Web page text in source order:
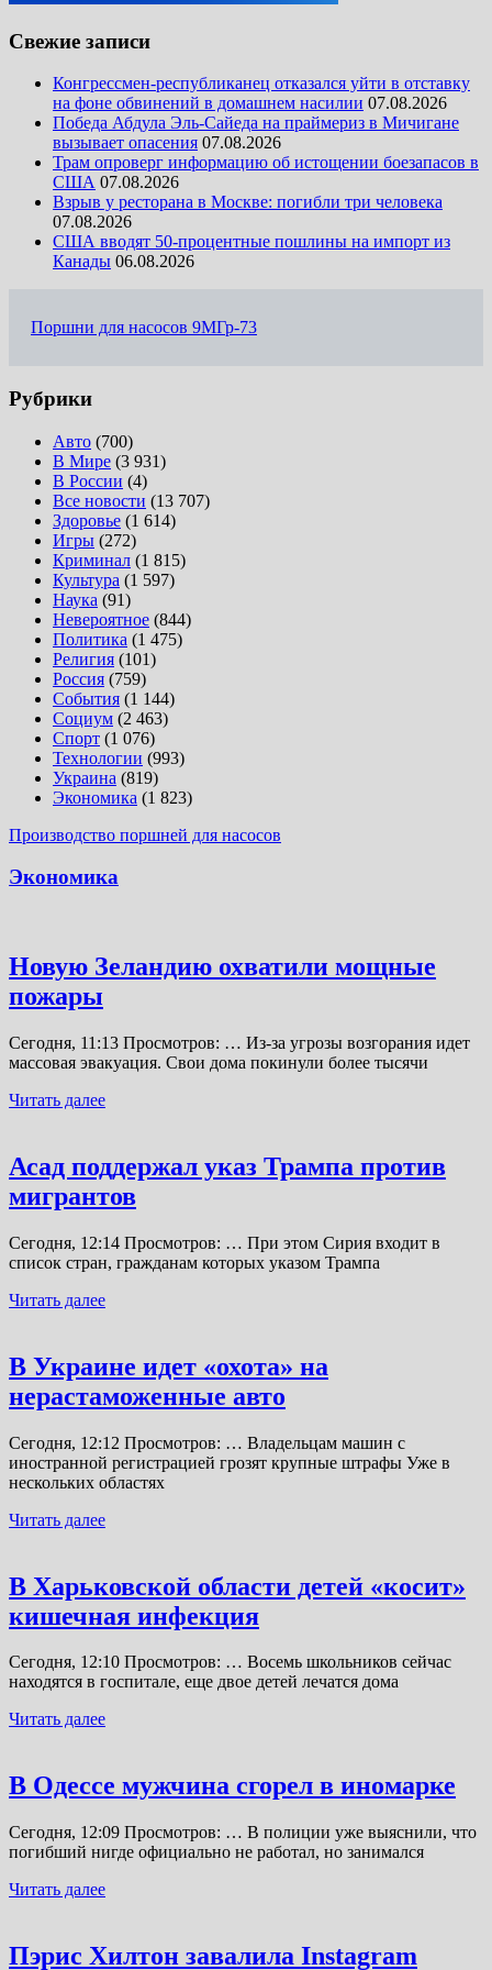
Свежие записи
Конгрессмен-республиканец отказался уйти в отставку
на фоне обвинений в домашнем насилии 07.08.2026
Победа Абдула Эль-Сайеда на праймериз в Мичигане
вызывает опасения 07.08.2026
Трам опроверг информацию об истощении боезапасов в
США 07.08.2026
Взрыв у ресторана в Москве: погибли три человека
07.08.2026
США вводят 50-процентные пошлины на импорт из
Канады 06.08.2026
Поршни для насосов 9МГр-73
Рубрики
Авто (700)
В Мире (3 931)
В России (4)
Все новости (13 707)
Здоровье (1 614)
Игры (272)
Криминал (1 815)
Культура (1 597)
Наука (91)
Невероятное (844)
Политика (1 475)
Религия (101)
Россия (759)
События (1 144)
Социум (2 463)
Спорт (1 076)
Технологии (993)
Украина (819)
Экономика (1 823)
Производство поршней для насосов
Экономика
Новую Зеландию охватили мощные
пожары
Сегодня, 11:13 Просмотров: … Из-за угрозы возгорания идет
массовая эвакуация. Свои дома покинули более тысячи
Читать далее
Асад поддержал указ Трампа против
мигрантов
Сегодня, 12:14 Просмотров: … При этом Сирия входит в
список стран, гражданам которых указом Трампа
Читать далее
В Украине идет «охота» на
нерастаможенные авто
Сегодня, 12:12 Просмотров: … Владельцам машин с
иностранной регистрацией грозят крупные штрафы Уже в
нескольких областях
Читать далее
В Харьковской области детей «косит»
кишечная инфекция
Сегодня, 12:10 Просмотров: … Восемь школьников сейчас
находятся в госпитале, еще двое детей лечатся дома
Читать далее
В Одессе мужчина сгорел в иномарке
Сегодня, 12:09 Просмотров: … В полиции уже выяснили, что
погибший нигде официально не работал, но занимался
Читать далее
Пэрис Хилтон завалила Instagram